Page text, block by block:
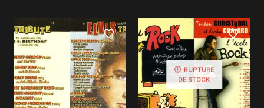
RUPTURE
DE STOCK